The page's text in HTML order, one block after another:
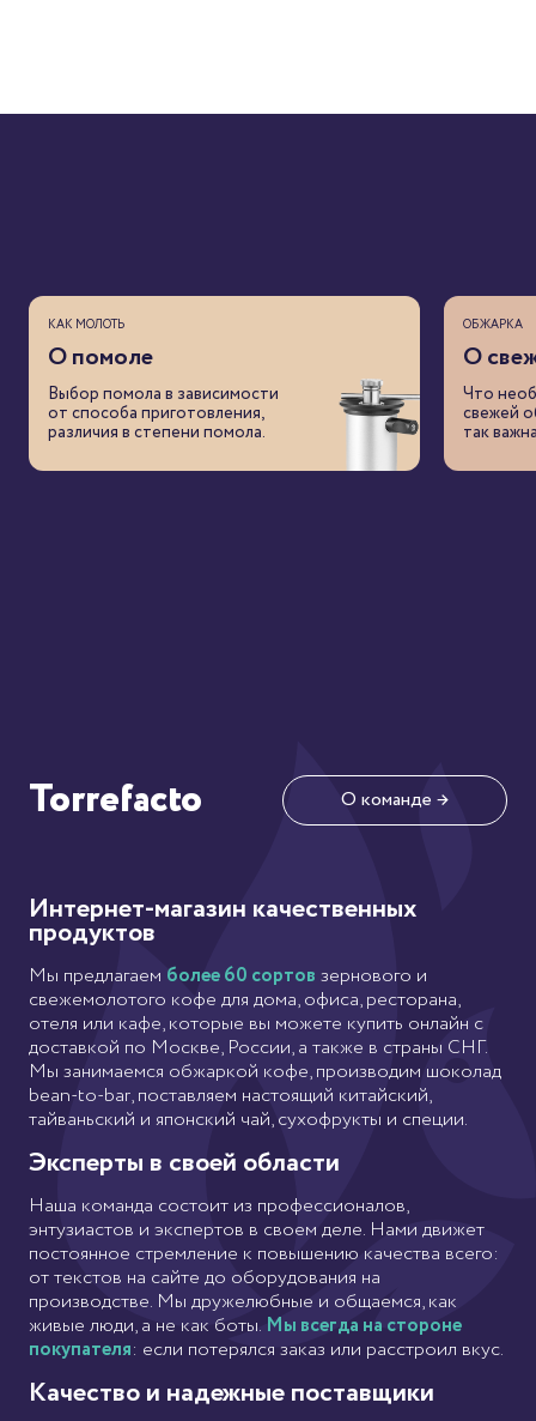
КАК МОЛОТЬ
О помоле
Выбор помола в зависимости
от способа приготовления,
различия в степени помола.
ОБЖАРКА
О
Что
свежей
так
Torrefacto О команде →
Интернет-магазин качественных
продуктов
Мы предлагаем более 60 сортов зернового и
свежемолотого кофе для дома, офиса, ресторана,
отеля или кафе, которые вы можете купить онлайн с
доставкой по Москве, России, а также в страны СНГ.
Мы занимаемся обжаркой кофе, производим шоколад
bean-to-bar, поставляем настоящий китайский,
тайваньский и японский чай, сухофрукты и специи.
Эксперты в своей области
Наша команда состоит из профессионалов,
энтузиастов и экспертов в своем деле. Нами движет
постоянное стремление к повышению качества всего:
от текстов на сайте до оборудования на
производстве. Мы дружелюбные и общаемся, как
живые люди, а не как боты. Мы всегда на стороне
покупателя: если потерялся заказ или расстроил вкус.
Качество и надежные поставщики